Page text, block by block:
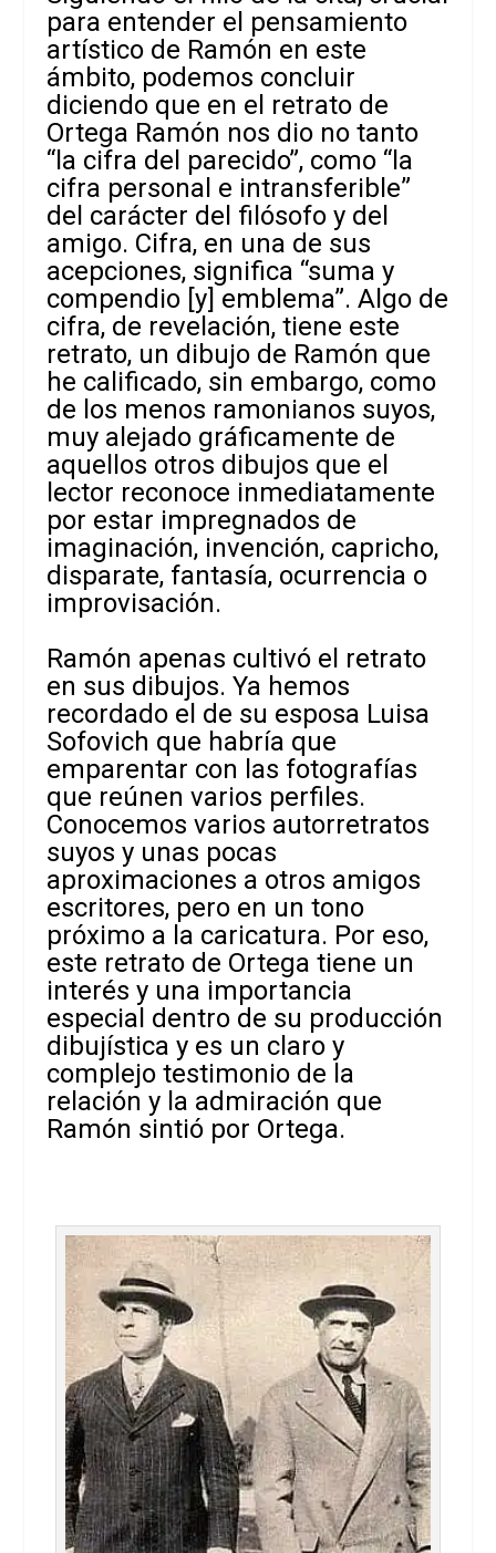
para entender el pensamiento
artístico de Ramón en este
ámbito, podemos concluir
diciendo que en el retrato de
Ortega Ramón nos dio no tanto
“la cifra del parecido”, como “la
cifra personal e intransferible”
del carácter del filósofo y del
amigo. Cifra, en una de sus
acepciones, significa “suma y
compendio [y] emblema”. Algo de
cifra, de revelación, tiene este
retrato, un dibujo de Ramón que
he calificado, sin embargo, como
de los menos ramonianos suyos,
muy alejado gráficamente de
aquellos otros dibujos que el
lector reconoce inmediatamente
por estar impregnados de
imaginación, invención, capricho,
disparate, fantasía, ocurrencia o
improvisación.
Ramón apenas cultivó el retrato
en sus dibujos. Ya hemos
recordado el de su esposa Luisa
Sofovich que habría que
emparentar con las fotografías
que reúnen varios perfiles.
Conocemos varios autorretratos
suyos y unas pocas
aproximaciones a otros amigos
escritores, pero en un tono
próximo a la caricatura. Por eso,
este retrato de Ortega tiene un
interés y una importancia
especial dentro de su producción
dibujística y es un claro y
complejo testimonio de la
relación y la admiración que
Ramón sintió por Ortega.